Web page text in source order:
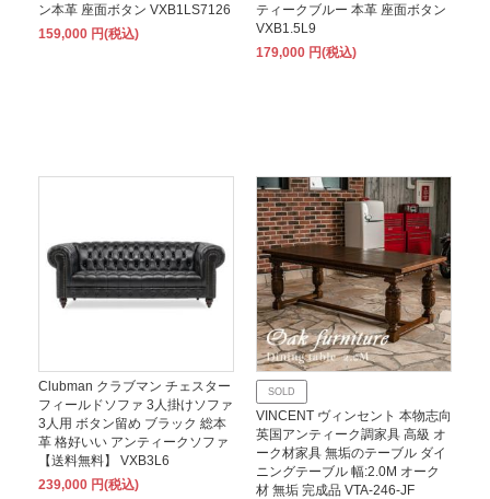
ン本革 座面ボタン VXB1LS7126
159,000 円(税込)
ティークブルー 本革 座面ボタン
VXB1.5L9
179,000 円(税込)
Clubman クラブマン チェスター
フィールドソファ 3人掛けソファ
3人用 ボタン留め ブラック 総本
革 格好いい アンティークソファ
【送料無料】 VXB3L6
239,000 円(税込)
SOLD
VINCENT ヴィンセント 本物志向
英国アンティーク調家具 高級 オ
ーク材家具 無垢のテーブル ダイ
ニングテーブル 幅:2.0M オーク
材 無垢 完成品 VTA-246-JF